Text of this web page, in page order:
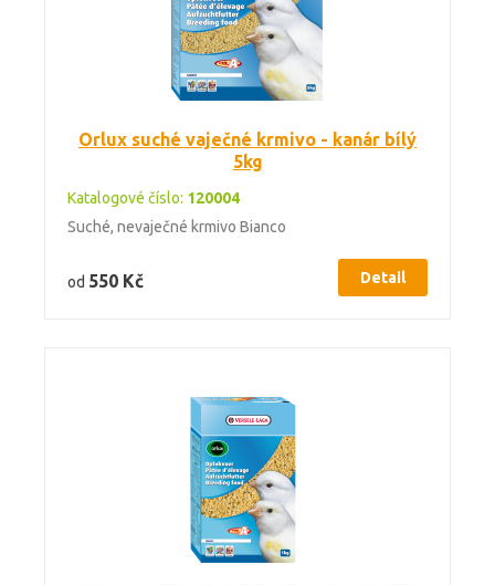
Orlux suché vaječné krmivo - kanár bílý
5kg
Katalogové číslo: 120004
Suché, nevaječné krmivo Bianco
od 550 Kč Detail